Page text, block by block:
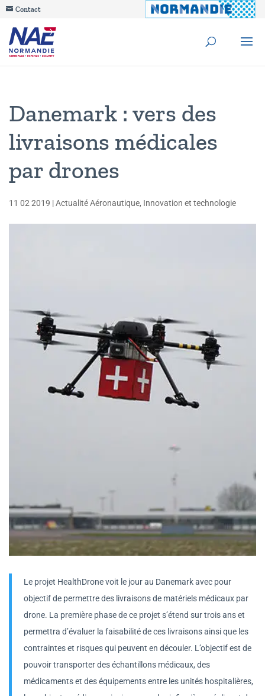
Contact
Danemark : vers des
livraisons médicales
par drones
11 02 2019 |Actualité Aéronautique, Innovation et technologie
Le projet HealthDrone voit le jour au Danemark avec pour
objectif de permettre des livraisons de matériels médicaux par
drone. La première phase de ce projet s’étend sur trois ans et
permettra d’évaluer la faisabilité de ces livraisons ainsi que les
contraintes et risques qui peuvent en découler. L’objectif est de
pouvoir transporter des échantillons médicaux, des
médicaments et des équipements entre les unités hospitalières,